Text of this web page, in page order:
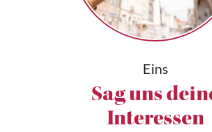
Eins
Sag uns
Interessen